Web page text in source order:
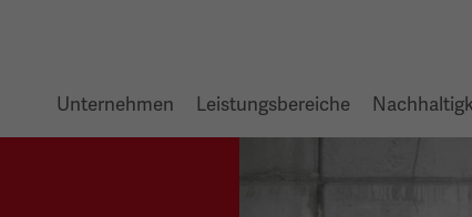
Unternehmen Leistungsbereiche